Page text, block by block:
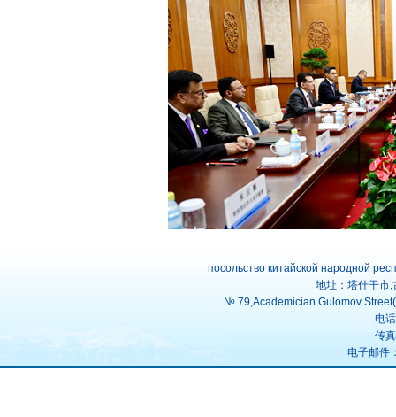
посольство китайской народной
地址：塔什干市
№.79,Academician Gulomov
电
传
电子邮件